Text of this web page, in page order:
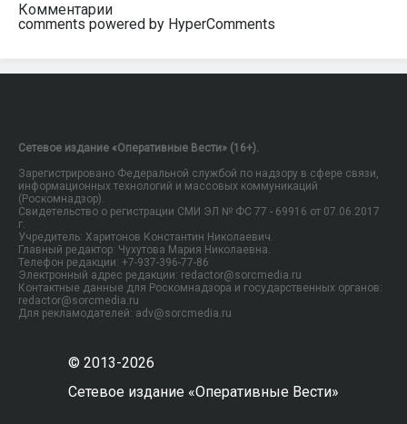
Комментарии
comments powered by HyperComments
Сетевое издание «Оперативные Вести» (16+).
Зарегистрировано Федеральной службой по надзору в сфере связи,
информационных технологий и массовых коммуникаций
(Роскомнадзор).
Свидетельство о регистрации СМИ ЭЛ № ФС 77 - 69916 от 07.06.2017
г.
Учредитель: Харитонов Константин Николаевич.
Главный редактор: Чухутова Мария Николаевна.
Телефон редакции: +7-937-396-77-86
Электронный адрес редакции: redactor@sorcmedia.ru
Контактные данные для Роскомнадзора и государственных органов:
redactor@sorcmedia.ru
Для рекламодателей: adv@sorcmedia.ru
© 2013-2026
Сетевое издание «Оперативные Вести»